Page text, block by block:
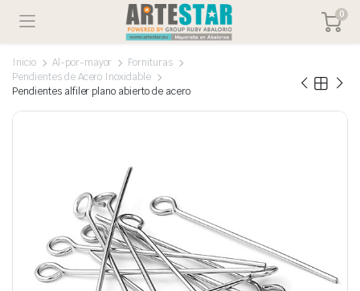
0
Inicio Al-por-mayor
Fornituras
Pendientes de Acero Inoxidable
Pendientes alfiler plano abierto de acero